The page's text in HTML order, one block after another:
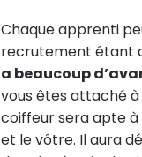
Chaque apprenti
recrutement étant
a beaucoup
vous êtes attaché
coiffeur sera apte
et le vôtre. Il aura